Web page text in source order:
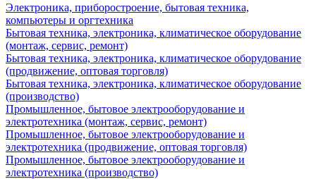
Электроника, приборостроение, бытовая техника,
компьютеры и оргтехника
Бытовая техника, электроника, климатическое оборудование
(монтаж, сервис, ремонт)
Бытовая техника, электроника, климатическое оборудование
(продвижение, оптовая торговля)
Бытовая техника, электроника, климатическое оборудование
(производство)
Промышленное, бытовое электрооборудование и
электротехника (монтаж, сервис, ремонт)
Промышленное, бытовое электрооборудование и
электротехника (продвижение, оптовая торговля)
Промышленное, бытовое электрооборудование и
электротехника (производство)